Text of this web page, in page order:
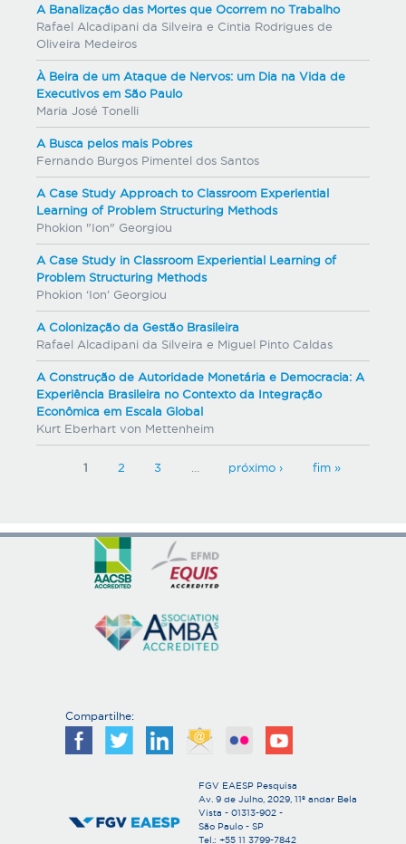
A Banalização das Mortes que Ocorrem no Trabalho
Rafael Alcadipani da Silveira e Cintia Rodrigues de
Oliveira Medeiros
À Beira de um Ataque de Nervos: um Dia na Vida de
Executivos em São Paulo
Maria José Tonelli
A Busca pelos mais Pobres
Fernando Burgos Pimentel dos Santos
A Case Study Approach to Classroom Experiential
Learning of Problem Structuring Methods
Phokion "Ion" Georgiou
A Case Study in Classroom Experiential Learning of
Problem Structuring Methods
Phokion ‘Ion’ Georgiou
A Colonização da Gestão Brasileira
Rafael Alcadipani da Silveira e Miguel Pinto Caldas
A Construção de Autoridade Monetária e Democracia: A
Experiência Brasileira no Contexto da Integração
Econômica em Escala Global
Kurt Eberhart von Mettenheim
n
1 2 3 próximo › fim »
Compartilhe:
FGV EAESP Pesquisa
Av. 9 de Julho, 2029, 11º andar Bela
Vista - 01313-902 -
São Paulo - SP
Tel.: +55 11 3799-7842